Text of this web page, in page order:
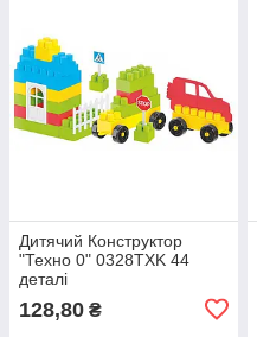
Дитячий Конструктор
"Техно 0" 0328TXK 44
деталі
128,80 ₴